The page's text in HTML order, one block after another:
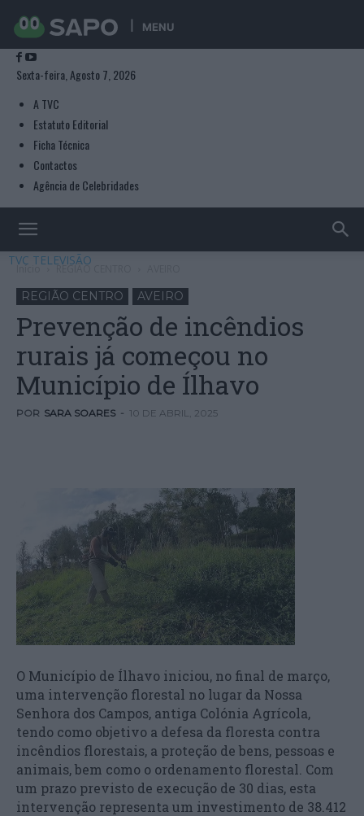
MENU
Sexta-feira, Agosto 7, 2026
A TVC
Estatuto Editorial
Ficha Técnica
Contactos
Agência de Celebridades
TVC TELEVISÃO
Início REGIÃO CENTRO
REGIÃO CENTRO AVEIRO
Prevenção de incêndios
rurais já começou no
Município de Ílhavo
POR SARA SOARES - 10 DE ABRIL, 2025
O Município de Ílhavo iniciou, no final de março,
uma intervenção florestal no lugar da Nossa
Senhora dos Campos, antiga Colónia Agrícola,
tendo como objetivo a defesa da floresta contra
incêndios florestais, a proteção de bens, pessoas e
animais, bem como o ordenamento florestal. Com
um prazo previsto de execução de 30 dias, esta
intervenção representa um investimento de 38.412